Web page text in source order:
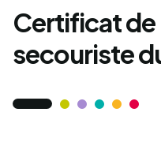
Certificat
secouriste